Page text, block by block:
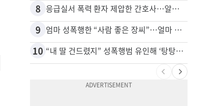
8 응급실서 폭력 환자 제압한 간호사…알고 보니
9 엄마 성폭행한 “사람 좋은 장씨”…얼마 뒤 딸 배도 불러왔다
10 “내 딸 건드렸지” 성폭행범 유인해 ‘탕탕’…아빠의 복수 결말